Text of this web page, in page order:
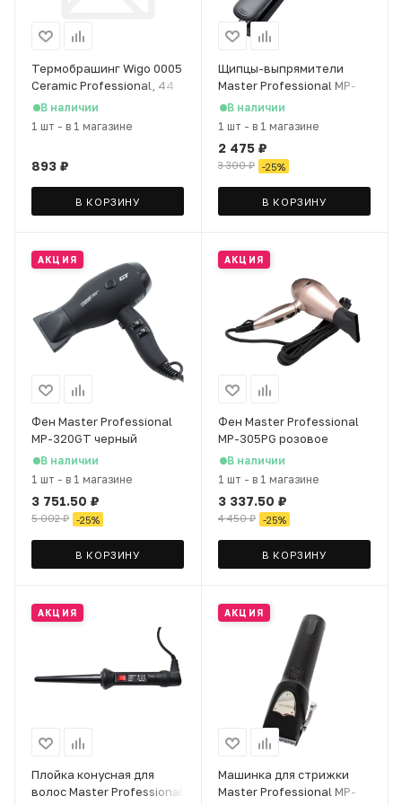
Термобрашинг Wigo 0005
Ceramic Professional, 44
ммВ наличии
1 шт - в 1 магазине
893 ₽
В КОРЗИНУ
Щипцы-выпрямители
Master Professional MP-
105В наличии
1 шт - в 1 магазине
2 475 ₽
3 300₽ -25%
В КОРЗИНУ
АКЦИЯ
Фен Master Professional
MP-320GT черный
В наличии
1 шт - в 1 магазине
3 751.50 ₽
5 002₽ -25%
В КОРЗИНУ
АКЦИЯ
Фен Master Professional
MP-305PG розовое
золото
В наличии
1 шт - в 1 магазине
3 337.50 ₽
4 450₽ -25%
В КОРЗИНУ
АКЦИЯ
Плойка конусная для
волос Master Professional
АКЦИЯ
Машинка для стрижки
Master Professional MP-